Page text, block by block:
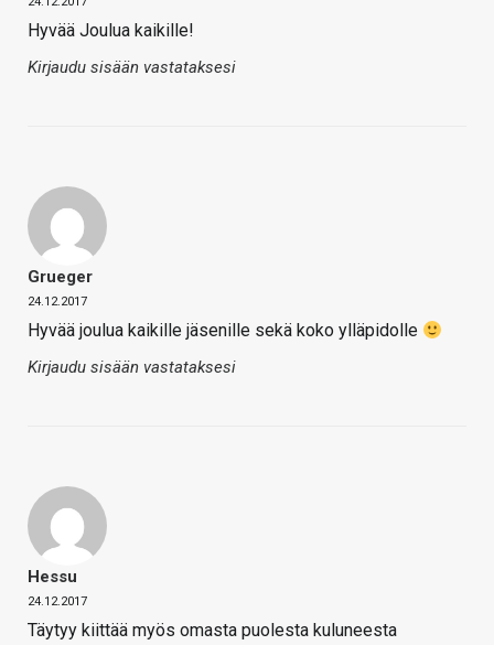
Hyvää Joulua kaikille!
Kirjaudu sisään vastataksesi
Grueger
24.12.2017
Hyvää joulua kaikille jäsenille sekä koko ylläpidolle
Kirjaudu sisään vastataksesi
Hessu
24.12.2017
Täytyy kiittää myös omasta puolesta kuluneesta